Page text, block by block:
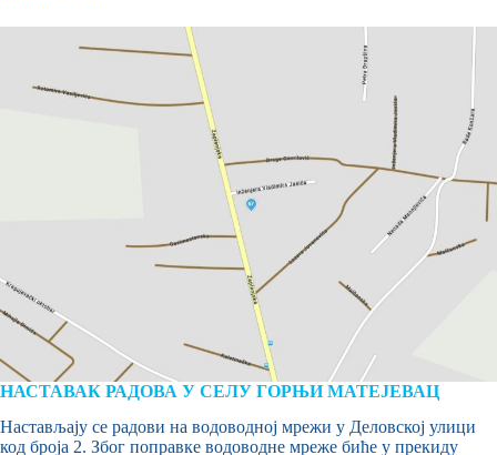
НАСТАВАК РАДОВА У СЕЛУ ГОРЊИ МАТЕЈЕВАЦ
Настављају се радови на водоводној мрежи у Деловској улици
код броја 2. Због поправке водоводне мреже биће у прекиду